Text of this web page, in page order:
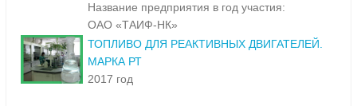
Название предприятия в год участия:
ОАО «ТАИФ-НК»
ТОПЛИВО ДЛЯ РЕАКТИВНЫХ ДВИГАТЕЛЕЙ.
МАРКА РТ
2017 год